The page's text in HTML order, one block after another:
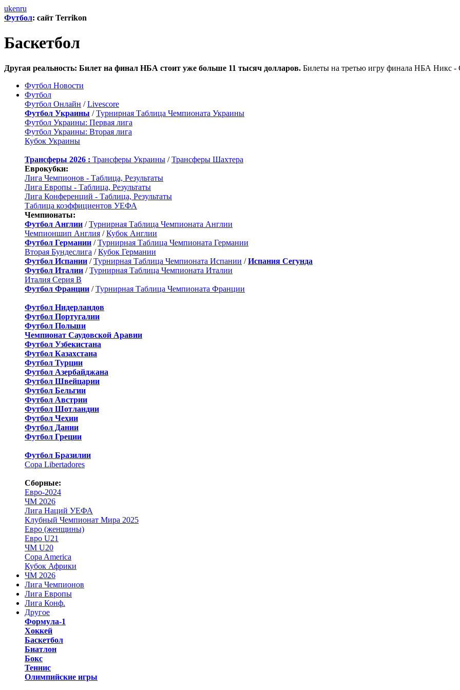
ukenru
Футбол: сайт Terrikon
Баскетбол
Другая реальность: Билет на финал НБА стоит уже больше 11 тысяч долларов. Билеты на третью игру финала НБА Никс -
Футбол Новости
Футбол
Футбол Онлайн /Livescore
Футбол Украины /Турнирная Таблица Чемпионата Украины
Футбол Украины: Первая лига
Футбол Украины: Вторая лига
Кубок Украины
Трансферы 2026 : Трансферы Украины /Трансферы Шахтера
Еврокубки:
Лига Чемпионов - Таблица, Результаты
Лига Европы - Таблица, Результаты
Лига Конференций - Таблица, Результаты
Таблица коэффициентов УЕФА
Чемпионаты:
Футбол Англии /Турнирная Таблица Чемпионата Англии
Чемпионшип Англия /Кубок Англии
Футбол Германии /Турнирная Таблица Чемпионата Германии
Вторая Бундеслига /Кубок Германии
Футбол Испании /Турнирная Таблица Чемпионата Испании /Испания Сегунда
Футбол Италии /Турнирная Таблица Чемпионата Италии
Италия Серия B
Футбол Франции /Турнирная Таблица Чемпионата Франции
Футбол Нидерландов
Футбол Португалии
Футбол Польши
Чемпионат Саудовской Аравии
Футбол Узбекистана
Футбол Казахстана
Футбол Турции
Футбол Азербайджана
Футбол Швейцарии
Футбол Бельгии
Футбол Австрии
Футбол Шотландии
Футбол Чехии
Футбол Дании
Футбол Греции
Футбол Бразилии
Copa Libertadores
Сборные:
Евро-2024
ЧМ 2026
Лига Наций УЕФА
Клубный Чемпионат Мира 2025
Евро (женщины)
Евро U21
ЧМ U20
Copa America
Кубок Африки
ЧМ 2026
Лига Чемпионов
Лига Европы
Лига Конф.
Другое
Формула-1
Хоккей
Баскетбол
Биатлон
Бокс
Теннис
Олимпийские игры